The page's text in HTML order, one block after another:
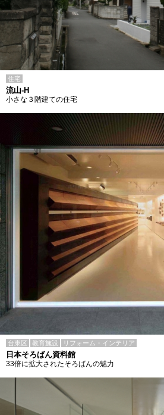
住宅
流山-H
小さな３階建ての住宅
台東区 教育施設 リフォーム・インテリア
日本そろばん資料館
33倍に拡大されたそろばんの魅力